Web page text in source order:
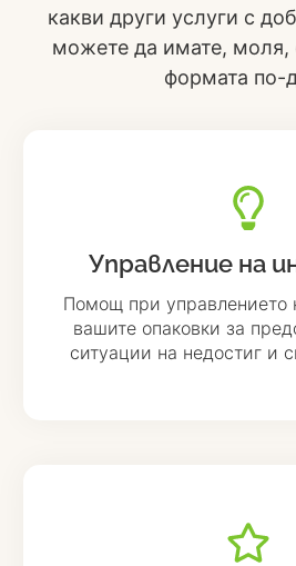
Управление на
Помощ при управлението
вашите опаковки за
ситуации на недостиг и
какви други услуги с
можете да имате, моля,
формата по-